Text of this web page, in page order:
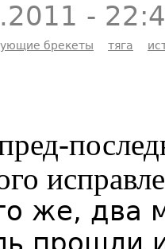
-
брекеты тяга
же, два